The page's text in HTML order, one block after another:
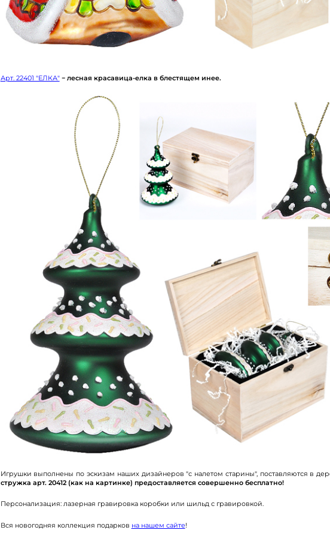
Арт. 22401 "ЕЛКА"− лесная красавица-елка в блестящем инее.
Игрушки выполнены по эскизам наших дизайнеров "с налетом старины", поставляются в
стружка арт. 20412 (как на картинке) предоставляется совершенно бесплатно!
Персонализация: лазерная гравировка коробки или шильд с гравировкой.
Вся новогодняя коллекция подарков на нашем сайте!
Запомнить меня
Войти в кабинет
Зарегистрироваться